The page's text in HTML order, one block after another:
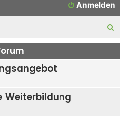
Anmelden
u
c
Weiterbildung